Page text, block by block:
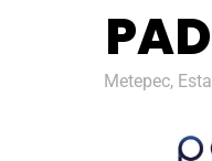
Metepec,